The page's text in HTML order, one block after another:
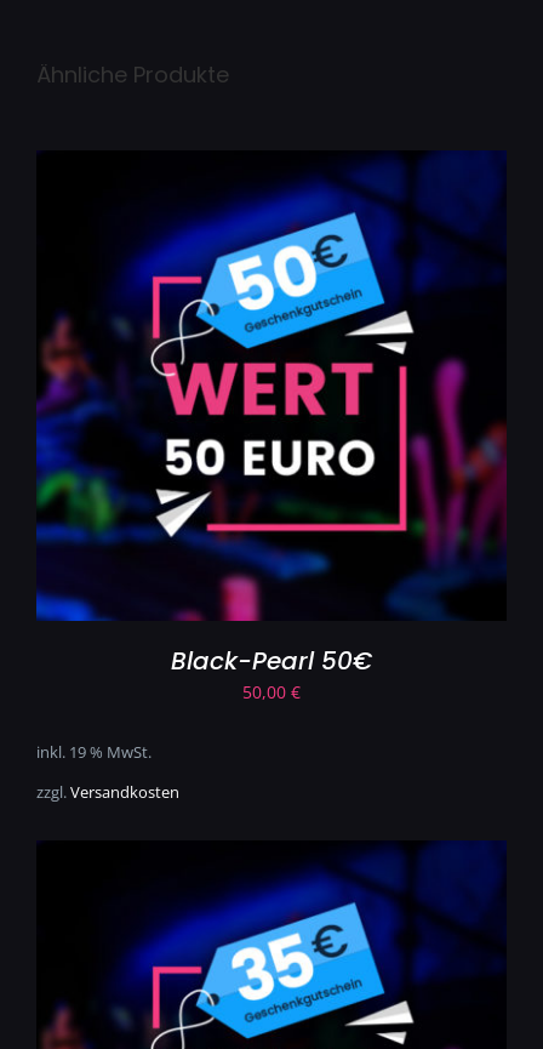
Ähnliche Produkte
Black-Pearl 50€
50,00 €
inkl. 19 % MwSt.
zzgl.Versandkosten